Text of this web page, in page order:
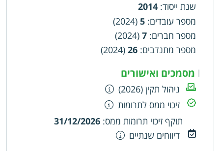
שנת ייסוד:
2014
מספר עובדים:
5
(2024)
מספר חברים:
7
(2024)
מספר מתנדבים:
26
(2024)
| מסמכים ואישורים
ניהול תקין (2026)
זיכוי ממס לתרומות
תוקף זיכוי תרומות ממס:
31/12/2026
דיווחים שנתיים